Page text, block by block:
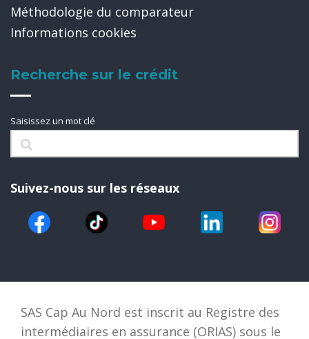
Méthodologie du comparateur
Informations cookies
Recherche sur le crédit
Saisissez un mot clé
Suivez-nous sur les réseaux
SAS Cap Au Nord est inscrit au Registre des
intermédiaires en assurance (ORIAS) sous le